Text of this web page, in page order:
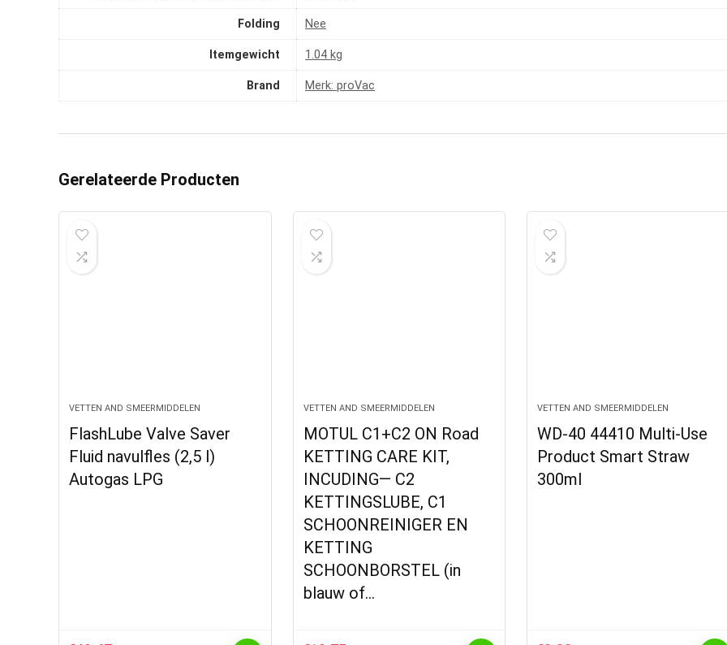
Folding ‎Nee
Itemgewicht ‎1.04 kg
Brand Merk: proVac
Gerelateerde Producten
VETTEN AND SMEERMIDDELEN
FlashLube Valve Saver
Fluid navulfles (2,5 l)
Autogas LPG
VETTEN AND SMEERMIDDELEN
MOTUL C1+C2 ON Road
KETTING CARE KIT,
INCUDING— C2
KETTINGSLUBE, C1
SCHOONREINIGER EN
KETTING
SCHOONBORSTEL (in
blauw of…
VETTEN AND SMEERMIDDELEN
WD-40 44410 Multi-Use
Product Smart Straw
300ml